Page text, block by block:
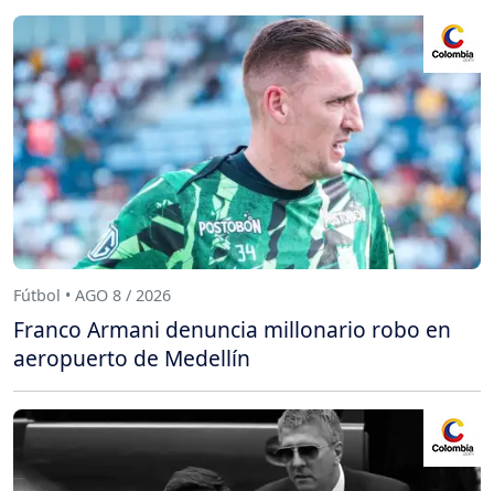
Fútbol • AGO 8 / 2026
Franco Armani denuncia millonario robo en
aeropuerto de Medellín